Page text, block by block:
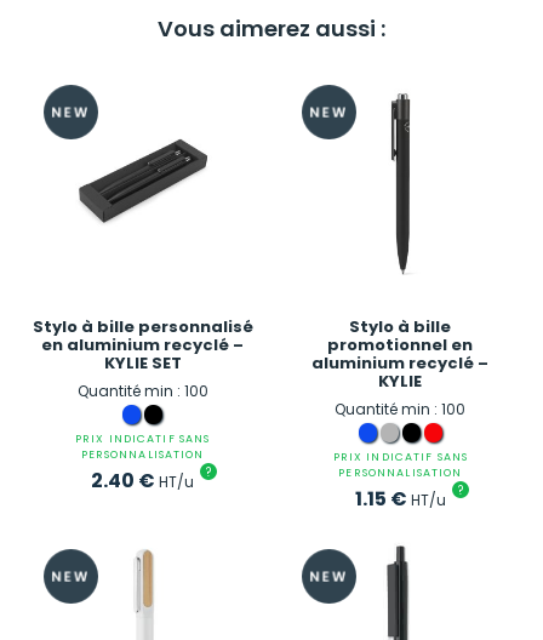
Vous aimerez aussi :
Stylo à bille personnalisé
en aluminium recyclé –
KYLIE SET
Quantité min : 100
PRIX INDICATIF SANS
PERSONNALISATION
2.40 € HT/u ?
Stylo à bille
promotionnel en
aluminium recyclé –
KYLIE
Quantité min : 100
PRIX INDICATIF SANS
PERSONNALISATION
1.15 € HT/u ?